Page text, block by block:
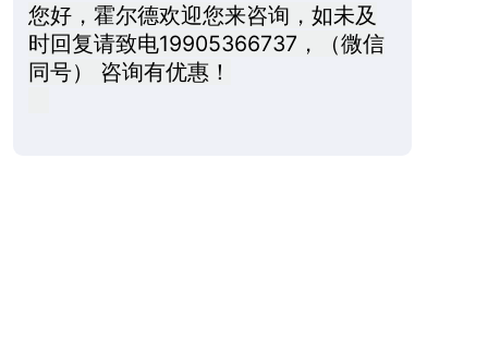
您好，霍尔德欢迎您来咨询，如未及
时回复请致电19905366737，（微信
同号） 咨询有优惠！